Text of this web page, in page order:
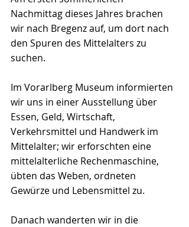
Nachmittag dieses Jahres brachen
wir nach Bregenz auf, um dort nach
den Spuren des Mittelalters zu
suchen.
Im Vorarlberg Museum informierten
wir uns in einer Ausstellung über
Essen, Geld, Wirtschaft,
Verkehrsmittel und Handwerk im
Mittelalter; wir erforschten eine
mittelalterliche Rechenmaschine,
übten das Weben, ordneten
Gewürze und Lebensmittel zu.
Danach wanderten wir in die